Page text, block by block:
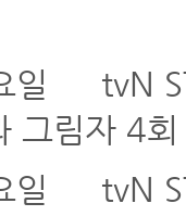
일
tvN
그림자 4
일
tvN